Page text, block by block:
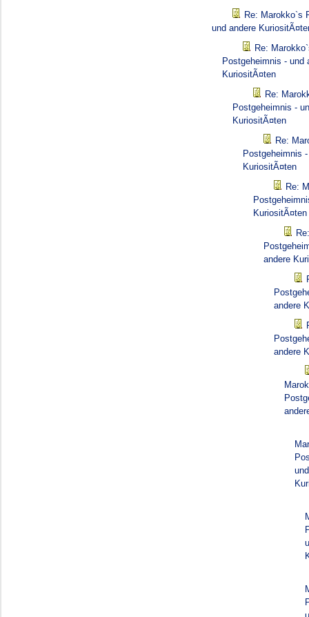
Re: Marokko`s
und andere
Re:
Postgeheimnis - und
KuriositÃ¤ten
Re:
Postgeheimnis -
KuriositÃ¤ten
Re:
Postgeheimnis
KuriositÃ¤ten
Re:
KuriositÃ¤ten
andere
andere
andere